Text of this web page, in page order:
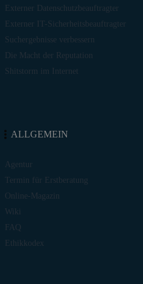
Externer Datenschutzbeauftragter
Externer IT-Sicherheitsbeauftragter
Suchergebnisse verbessern
Die Macht der Reputation
Shitstorm im Internet
ALLGEMEIN
Agentur
Termin für Erstberatung
Online-Magazin
Wiki
FAQ
Ethikkodex